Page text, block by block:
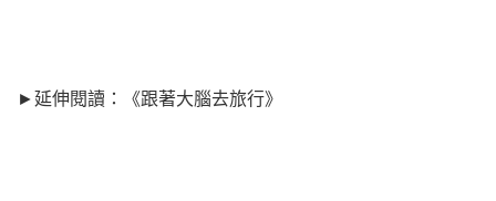
► 延伸閱讀：《跟著大腦去旅行》